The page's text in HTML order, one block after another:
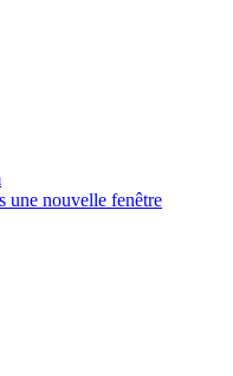
une nouvelle fenêtre